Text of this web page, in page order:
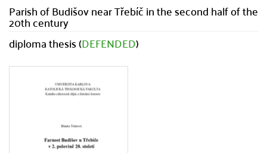
Parish of Budišov near Třebíč in the second half of the
20th century
diploma thesis (DEFENDED)